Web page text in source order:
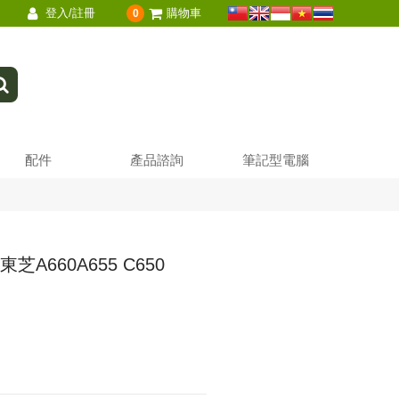
登入/註冊 0 購物車
配件 產品諮詢 筆記型電腦
芝A660A655 C650